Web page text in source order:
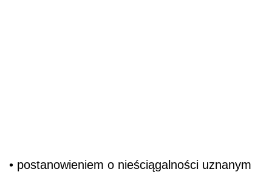
• postanowieniem o nieściągalności uznanym